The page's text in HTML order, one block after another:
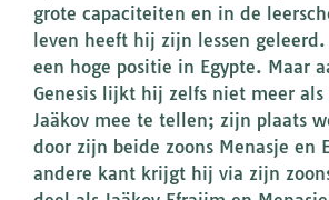
grote capaciteiten en in de
leven heeft hij zijn lessen
een hoge positie in Egypte. Maar
Genesis lijkt hij zelfs niet meer als
Jaäkov mee te tellen; zijn plaats
door zijn beide zoons Menasje en
andere kant krijgt hij via zijn